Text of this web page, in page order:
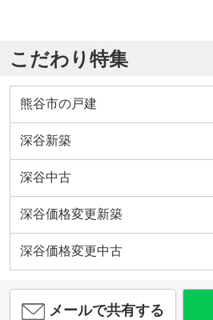
こだわり特集
熊谷市の戸建
深谷新築
深谷中古
深谷価格変更新築
深谷価格変更中古
メールで共有する